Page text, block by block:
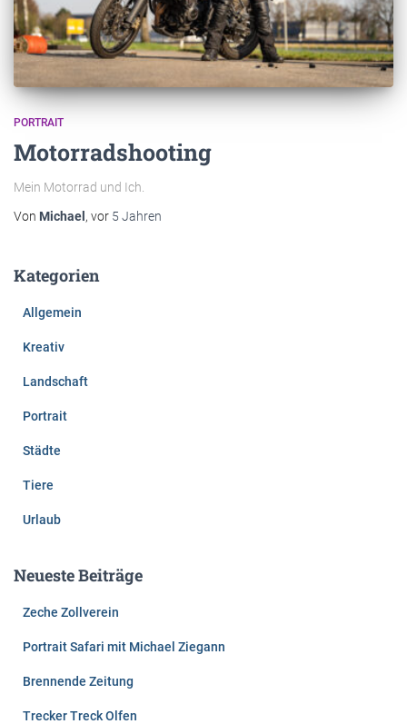
PORTRAIT
Motorradshooting
Mein Motorrad und Ich.
Von Michael , vor 5 Jahren
Kategorien
Allgemein
Kreativ
Landschaft
Portrait
Städte
Tiere
Urlaub
Neueste Beiträge
Zeche Zollverein
Portrait Safari mit Michael Ziegann
Brennende Zeitung
Trecker Treck Olfen